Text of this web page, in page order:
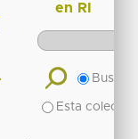
en RI
Buscar
Esta